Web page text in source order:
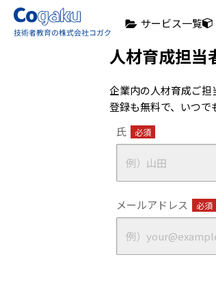
サービス一覧
人材育成担当
企業内の人材育成ご担
登録も無料で、いつで
氏
必須
メールアドレス 必須